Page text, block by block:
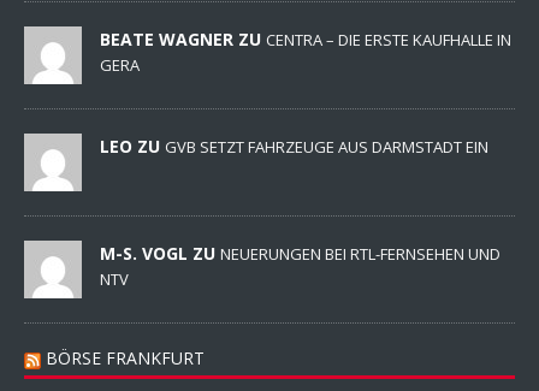
BEATE WAGNER ZU CENTRA – DIE ERSTE KAUFHALLE IN
GERA
LEO ZU GVB SETZT FAHRZEUGE AUS DARMSTADT EIN
M-S. VOGL ZU NEUERUNGEN BEI RTL-FERNSEHEN UND
NTV
BÖRSE FRANKFURT